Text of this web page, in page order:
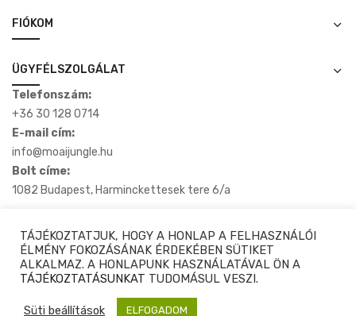
FIÓKOM
ÜGYFÉLSZOLGÁLAT
Telefonszám:
+36 30 128 0714
E-mail cím:
info@moaijungle.hu
Bolt címe:
1082 Budapest, Harminckettesek tere 6/a
Copyright © 2020-2025 Moaijungle.hu. Minden Jog Fenntartva.
TÁJÉKOZTATJUK, HOGY A HONLAP A FELHASZNÁLÓI
ÉLMÉNY FOKOZÁSÁNAK ÉRDEKÉBEN SÜTIKET
ALKALMAZ. A HONLAPUNK HASZNÁLATÁVAL ÖN A
TÁJÉKOZTATÁSUNKAT TUDOMÁSUL VESZI.
Süti beállítások ELFOGADOM